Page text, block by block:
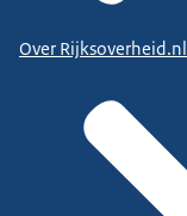
Over Rijksoverheid.nl